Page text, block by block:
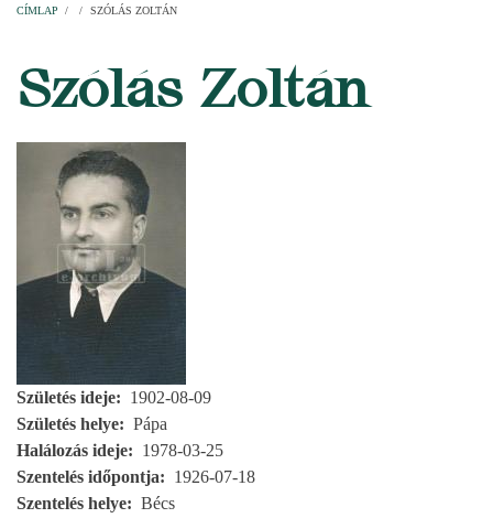
CÍMLAP / / SZÓLÁS ZOLTÁN
Szólás Zoltán
Születés ideje
1902-08-09
Születés helye
Pápa
Halálozás ideje
1978-03-25
Szentelés időpontja
1926-07-18
Szentelés helye
Bécs